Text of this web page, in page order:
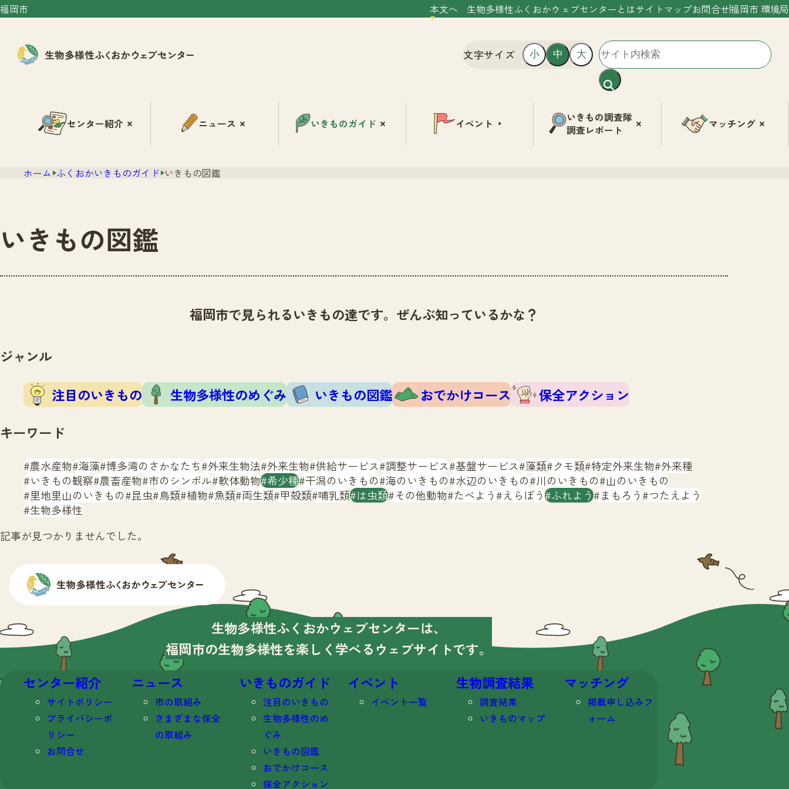
福岡市 本文へ 生物多様性ふくおかウェブセンターとはサイトマップお問合せ福岡市 環境局
文字サイズ 小 中 大
センター紹介 ニュース いきものガイド イベント
いきもの調査隊
調査レポート
マッチング
ホーム ふくおかいきものガイド いきもの図鑑
いきもの図鑑
福岡市で見られるいきもの達です。ぜんぶ知っているかな？
ジャンル
注目のいきもの 生物多様性のめぐみ いきもの図鑑 おでかけコース
保全アクション
キーワード
農水産物 海藻 博多湾のさかなたち 外来生物法 外来生物 供給サービス 調整サービス 基盤サービス 藻類 クモ類 特定外来生物 外来種
いきもの観察 農畜産物 市のシンボル 軟体動物 希少種 干潟のいきもの 海のいきもの 水辺のいきもの 川のいきもの 山のいきもの
里地里山のいきもの 昆虫 鳥類 植物 魚類 両生類 甲殻類 哺乳類 は虫類 その他動物 たべよう えらぼう ふれよう まもろう つたえよう
生物多様性
記事が見つかりませんでした。
生物多様性ふくおかウェブセンターは、
福岡市の生物多様性を楽しく学べる ウェブサイトです。
センター紹介
サイトポリシー
プライバシーポ
リシー
お問合せ
ニュース
市の取組み
さまざまな保全
の取組み
いきものガイド
注目のいきもの
生物多様性のめ
ぐみ
いきもの図鑑
おでかけコース
保全アクション
イベント
イベント一覧
生物調査結果
調査結果
いきものマップ
マッチング
掲載申し込みフ
ォーム